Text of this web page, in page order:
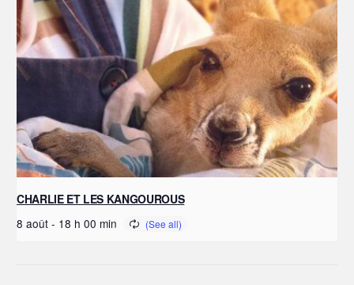
CHARLIE ET LES KANGOUROUS
8 août - 18 h 00 min